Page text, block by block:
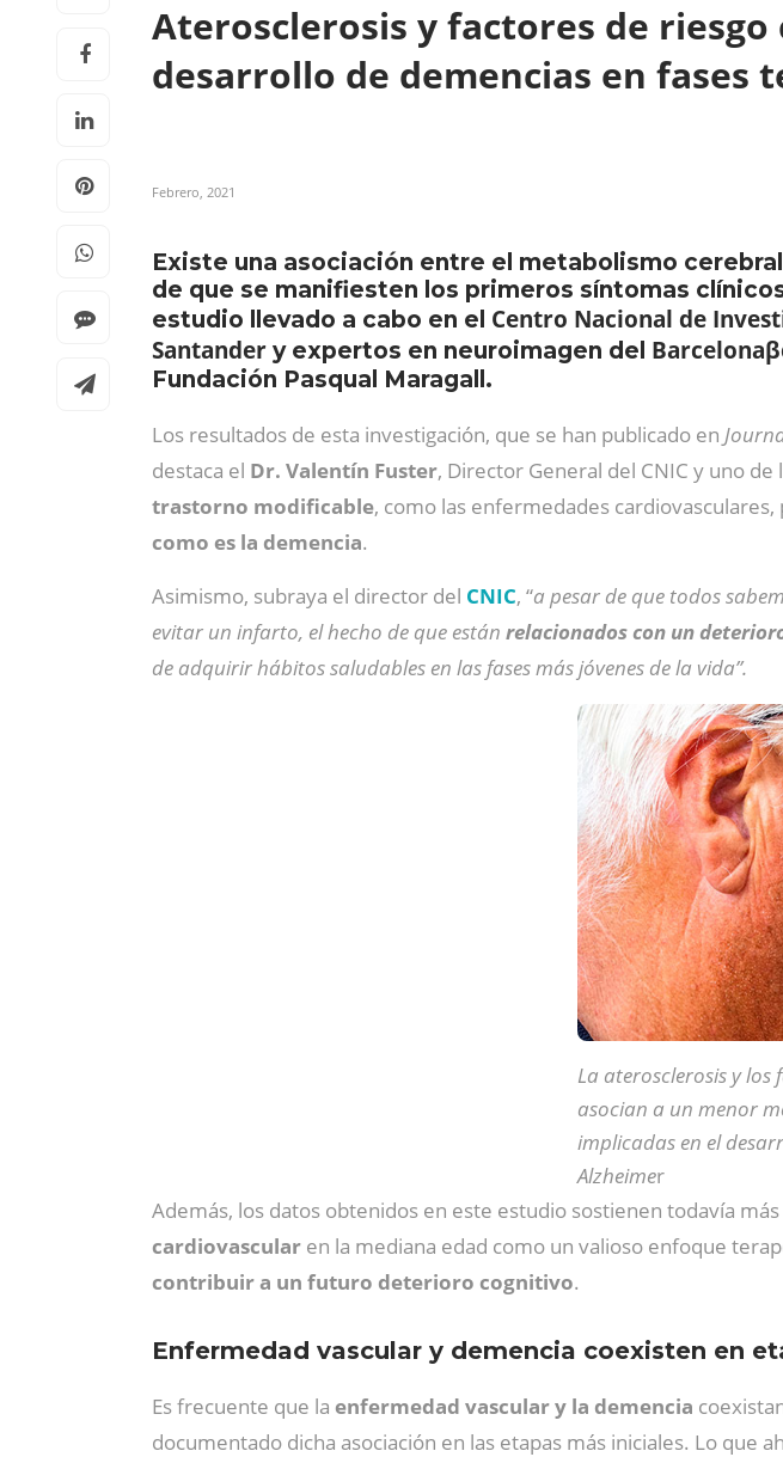
Aterosclerosis y factores de
desarrollo de demencias en fases
Febrero, 2021
Existe una asociación entre el metabolismo
de que se manifiesten los primeros síntomas
estudio llevado a cabo en el Centro Nacional de
Santander y expertos en neuroimagen del
Fundación Pasqual Maragall.
Los resultados de esta investigación, que se han publicado en
destaca el Dr. Valentín Fuster, Director General del CNIC y uno
trastorno modificable, como las enfermedades cardiovasculares,
como es la demencia.
Asimismo, subraya el director del CNIC, “a pesar de que todos
evitar un infarto, el hecho de que están relacionados con un
de adquirir hábitos saludables en las fases más jóvenes de la vida”.
La aterosclerosis y
asocian a un menor
implicadas en el
Alzheimer
Además, los datos obtenidos en este estudio sostienen todavía
cardiovascular en la mediana edad como un valioso enfoque
contribuir a un futuro deterioro cognitivo.
Enfermedad vascular y demencia coexisten en
Es frecuente que la enfermedad vascular y la demencia
documentado dicha asociación en las etapas más iniciales. Lo que